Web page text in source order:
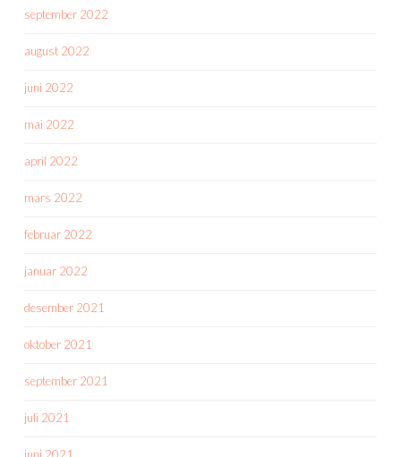
september 2022
august 2022
juni 2022
mai 2022
april 2022
mars 2022
februar 2022
januar 2022
desember 2021
oktober 2021
september 2021
juli 2021